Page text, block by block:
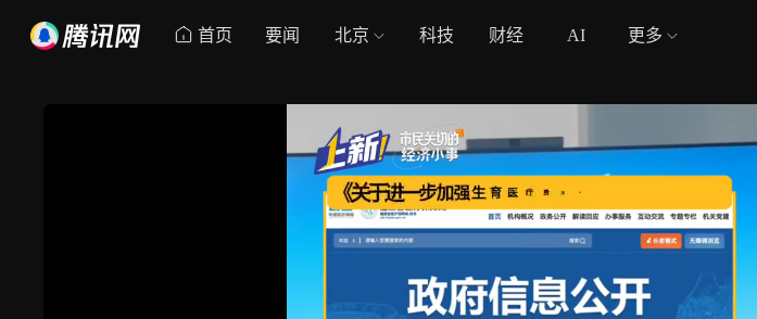
首页 要闻 北京 科技 财经 AI 更多